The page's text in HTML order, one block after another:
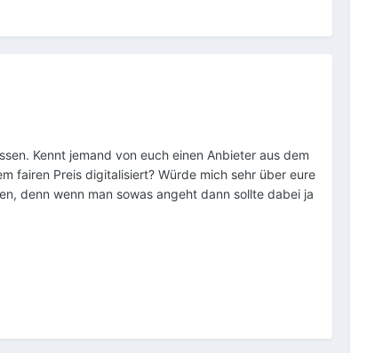
Kennt jemand von euch einen Anbieter aus dem
fairen Preis digitalisiert? Würde mich sehr über eure
denn wenn man sowas angeht dann sollte dabei ja